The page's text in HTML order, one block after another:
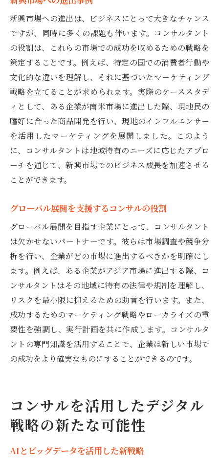
新興市場への進出は、ビジネスにとって大きなチャンス
ですが、同時に多くの課題も伴います。コンサルタント
の役割は、これらの市場での成功を収めるための戦略を
策定することです。例えば、特定の国での消費者行動や
文化的な違いを理解し、それに基づいたマーケティング
戦略を立てることが求められます。実際のケーススタデ
ィとして、ある企業が南米市場に進出した際、現地民の
嗜好に合った商品開発を行い、現地のインフルエンサー
を活用したマーケティングを展開しました。このよう
に、コンサルタントは地域特有のニーズに応じたアプロ
ーチを通じて、新興市場でのビジネス成長を加速させる
ことができます。
グローバル展開を支援するコンサルの役割
グローバル展開を目指す企業にとって、コンサルタント
は欠かせないパートナーです。彼らは市場調査や競争分
析を行い、企業がどの市場に進出するべきかを明確にし
ます。例えば、ある企業がアジア市場に進出する際、コ
ンサルタントはその地域に特有の法律や規制を理解し、
リスクを最小限に抑えるための助言を行います。また、
成功するためのマーケティング戦略やローカライズの重
要性を強調し、実行計画を共に作成します。コンサルタ
ントの専門知識を活用することで、企業は新しい市場で
の成功をより確実なものにすることができるのです。
コンサルを活用したデジタル
戦略の新たな可能性
AIとビッグデータを活用した新戦略